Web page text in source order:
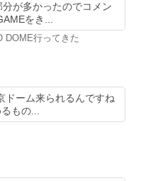
が多かったのでコメン
をき...
DOME行ってきた
ドーム来られるんですね
もの...